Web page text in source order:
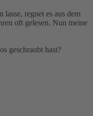
regnet es aus dem
oft gelesen. Nun meine
geschraubt hast?